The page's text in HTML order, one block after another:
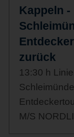
Kappeln -
zurück
13:30 h
M/S